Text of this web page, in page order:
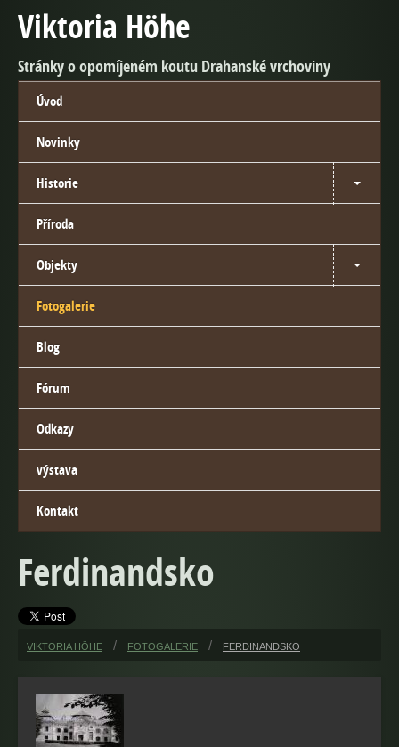
Viktoria Höhe
Stránky o opomíjeném koutu Drahanské vrchoviny
Úvod
Novinky
Historie
Příroda
Objekty
Fotogalerie
Blog
Fórum
Odkazy
výstava
Kontakt
Ferdinandsko
VIKTORIA HÖHE FOTOGALERIE FERDINANDSKO